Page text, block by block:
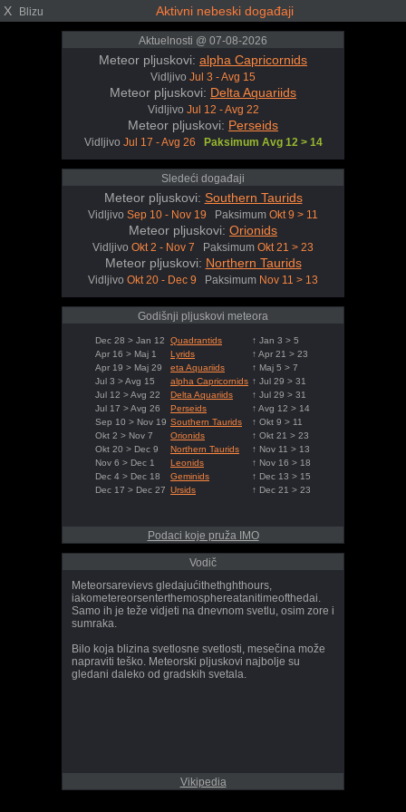
X Blizu Aktivni nebeski događaji
Aktuelnosti @ 07-08-2026
Meteor pljuskovi: alpha Capricornids
Vidljivo Jul 3 - Avg 15
Meteor pljuskovi: Delta Aquariids
Vidljivo Jul 12 - Avg 22
Meteor pljuskovi: Perseids
Vidljivo Jul 17 - Avg 26 Paksimum Avg 12 > 14
Sledeći događaji
Meteor pljuskovi: Southern Taurids
Vidljivo Sep 10 - Nov 19 Paksimum Okt 9 > 11
Meteor pljuskovi: Orionids
Vidljivo Okt 2 - Nov 7 Paksimum Okt 21 > 23
Meteor pljuskovi: Northern Taurids
Vidljivo Okt 20 - Dec 9 Paksimum Nov 11 > 13
Godišnji pljuskovi meteora
Dec 28 > Jan 12 Quadrantids
↑ Jan 3 > 5
Apr 16 > Maj 1
Lyrids
↑ Apr 21 > 23
Apr 19 > Maj 29
eta Aquariids
↑ Maj 5 > 7
Jul 3 > Avg 15
alpha Capricornids ↑ Jul 29 > 31
Jul 12 > Avg 22
Delta Aquariids
↑ Jul 29 > 31
Jul 17 > Avg 26
Perseids
↑ Avg 12 > 14
Sep 10 > Nov 19 Southern Taurids
↑ Okt 9 > 11
Okt 2 > Nov 7
Orionids
↑ Okt 21 > 23
Okt 20 > Dec 9
Northern Taurids
↑ Nov 11 > 13
Nov 6 > Dec 1
Leonids
↑ Nov 16 > 18
Dec 4 > Dec 18
Geminids
↑ Dec 13 > 15
Dec 17 > Dec 27 Ursids ↑ Dec 21 > 23
Podaci koje pruža IMO
Vodič
Meteorsarevievs gledajućithethghthours,
iakometereorsenterthemosphereatanitimeofthedai.
Samo ih je teže vidjeti na dnevnom svetlu, osim zore i
sumraka.
Bilo koja blizina svetlosne svetlosti, mesečina može
napraviti teško. Meteorski pljuskovi najbolje su
gledani daleko od gradskih svetala.
Vikipedia